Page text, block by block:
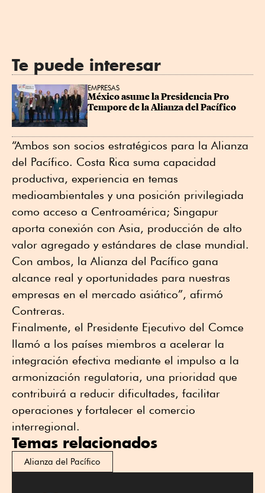
Te puede interesar
EMPRESAS
México asume la Presidencia Pro
Tempore de la Alianza del Pacífico
“Ambos son socios estratégicos para la Alianza
del Pacífico. Costa Rica suma capacidad
productiva, experiencia en temas
medioambientales y una posición privilegiada
como acceso a Centroamérica; Singapur
aporta conexión con Asia, producción de alto
valor agregado y estándares de clase mundial.
Con ambos, la Alianza del Pacífico gana
alcance real y oportunidades para nuestras
empresas en el mercado asiático”, afirmó
Contreras.
Finalmente, el Presidente Ejecutivo del Comce
llamó a los países miembros a acelerar la
integración efectiva mediante el impulso a la
armonización regulatoria, una prioridad que
contribuirá a reducir dificultades, facilitar
operaciones y fortalecer el comercio
interregional.
Temas relacionados
Alianza del Pacífico